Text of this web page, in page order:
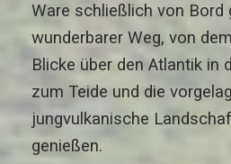
Ware schließlich von Bord
wunderbarer Weg, von
Blicke über den Atlantik in
zum Teide und die
jungvulkanische
genießen.